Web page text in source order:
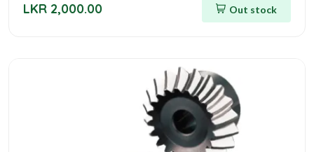
LKR 2,000.00 Out stock